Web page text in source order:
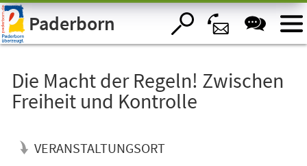
Visuelle
Assistenzsoftware
öffnen.Paderborn
Die Macht der Regeln! Zwischen
Freiheit und Kontrolle
VERANSTALTUNGSORT